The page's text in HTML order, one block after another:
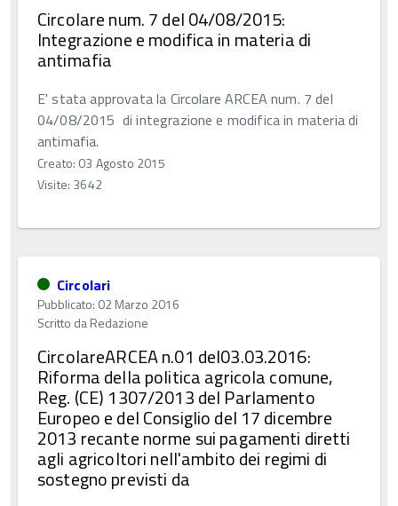
Circolare num. 7 del 04/08/2015:
Integrazione e modifica in materia di
antimafia
E' stata approvata la Circolare ARCEA num. 7 del
04/08/2015 di integrazione e modifica in materia di
antimafia.
Creato: 03 Agosto 2015
Visite: 3642
Circolari
Pubblicato: 02 Marzo 2016
Scritto daRedazione
CircolareARCEA n.01 del03.03.2016:
Riforma della politica agricola comune,
Reg. (CE) 1307/2013 del Parlamento
Europeo e del Consiglio del 17 dicembre
2013 recante norme sui pagamenti diretti
agli agricoltori nell'ambito dei regimi di
sostegno previsti da